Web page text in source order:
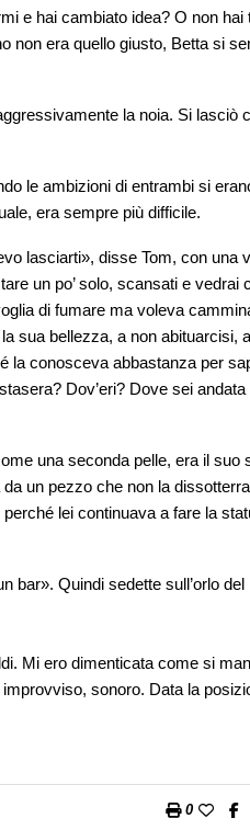
e hai cambiato idea? O non
non era quello giusto, Betta si
la noia. Si
le ambizioni di entrambi si
era sempre più difficile.
lasciarti», disse Tom, con
un po’ solo, scansati e
di fumare ma voleva
sua bellezza, a non abituarcisi,
la conosceva abbastanza per
Dov’eri? Dove sei
una seconda pelle, era il
un pezzo che non la
lei continuava a fare la
bar». Quindi sedette sull’orlo
Mi ero dimenticata come si
sonoro. Data la
0